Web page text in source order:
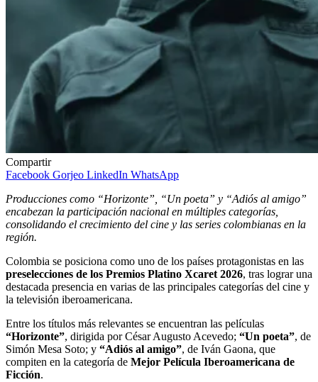
Compartir
Facebook Gorjeo LinkedIn WhatsApp
Producciones como “Horizonte”, “Un poeta” y “Adiós al amigo”
encabezan la participación nacional en múltiples categorías,
consolidando el crecimiento del cine y las series colombianas en la
región.
Colombia se posiciona como uno de los países protagonistas en las
preselecciones de los Premios Platino Xcaret 2026, tras lograr una
destacada presencia en varias de las principales categorías del cine y
la televisión iberoamericana.
Entre los títulos más relevantes se encuentran las películas
“Horizonte”, dirigida por César Augusto Acevedo; “Un poeta”, de
Simón Mesa Soto; y “Adiós al amigo”, de Iván Gaona, que
compiten en la categoría de Mejor Película Iberoamericana de
Ficción.